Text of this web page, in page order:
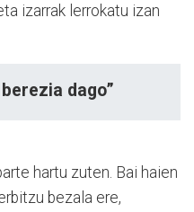
izarrak lerrokatu izan
dago”
hartu zuten. Bai haien
bezala ere,